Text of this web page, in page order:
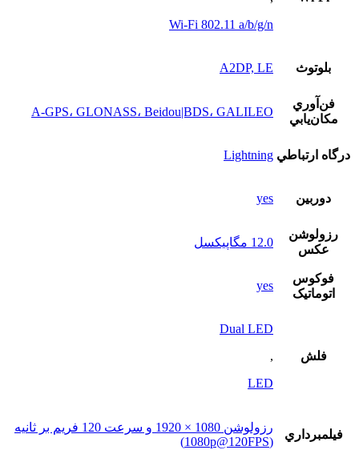
Wi-Fi 802.11 a/b/g/n
بلوتوث A2DP, LE
فن‌آوري
مکان‌يابي
A-GPS، GLONASS، Beidou|BDS، GALILEO
درگاه ارتباطي Lightning
دوربين yes
رزولوشن
عکس
12.0 مگاپيکسل
فوکوس
اتوماتيک
yes
فلش
Dual LED
,
LED
فيلمبرداري
رزولوشن 1080 × 1920 و سرعت 120 فریم بر ثانیه
(1080p@120FPS)